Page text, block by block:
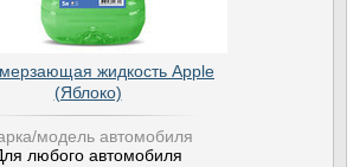
жидкость Apple
(Яблоко)
модель автомобиля
любого автомобиля